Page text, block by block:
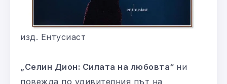
изд. Ентусиаст
„Селин Дион: Силата на любовта“ ни
повежда по удивителния път на